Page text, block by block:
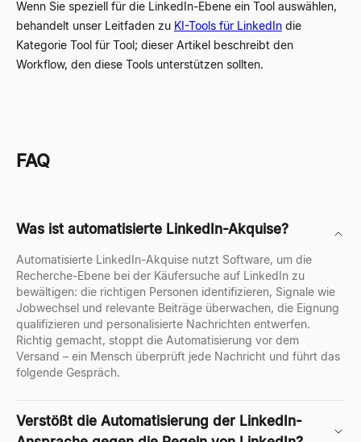
Wenn Sie speziell für die LinkedIn-Ebene ein Tool auswählen,
behandelt unser Leitfaden zu KI-Tools für LinkedIn die
Kategorie Tool für Tool; dieser Artikel beschreibt den
Workflow, den diese Tools unterstützen sollten.
FAQ
Was ist automatisierte LinkedIn-Akquise?
Automatisierte LinkedIn-Akquise nutzt Software, um die
Recherche-Ebene bei der Käufersuche auf LinkedIn zu
bewältigen: die richtigen Personen identifizieren, Signale wie
Jobwechsel und relevante Beiträge überwachen, die Eignung
qualifizieren und personalisierte Nachrichten entwerfen.
Richtig gemacht, stoppt die Automatisierung vor dem
Versand – ein Mensch überprüft jede Nachricht und führt das
folgende Gespräch.
Verstößt die Automatisierung der LinkedIn-